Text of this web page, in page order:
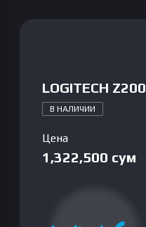
LOGITECH Z200
В НАЛИЧИИ
Цена
1,322,500 сум